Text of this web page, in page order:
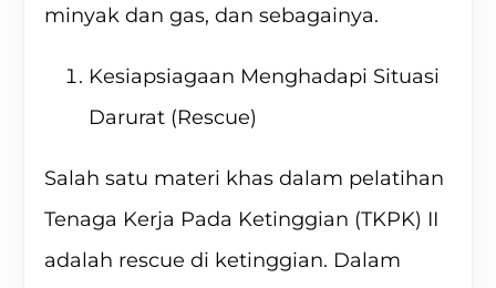
minyak dan gas, dan sebagainya.
Kesiapsiagaan Menghadapi Situasi
Darurat (Rescue)
Salah satu materi khas dalam pelatihan
Tenaga Kerja Pada Ketinggian (TKPK) II
adalah rescue di ketinggian. Dalam